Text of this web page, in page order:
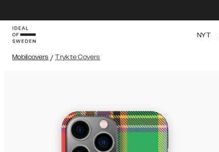
NYT
Mobilcovers / Trykte Covers